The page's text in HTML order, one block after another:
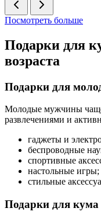
Посмотреть больше
Подарки для
возраста
Подарки для
Молодые мужчины
развлечениями и
гаджеты и
беспроводные
спортивные
настольные игры;
стильные
Подарки для кума